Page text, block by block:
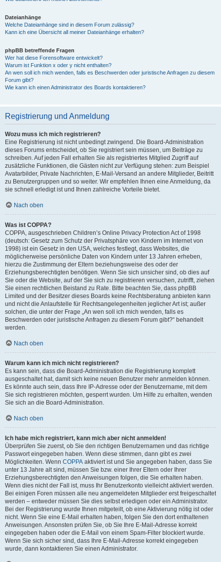
Dateianhänge
Welche Dateianhänge sind in diesem Forum zulässig?
Kann ich eine Übersicht all meiner Dateianhänge erhalten?
phpBB betreffende Fragen
Wer hat diese Forensoftware entwickelt?
Warum ist Funktion x oder y nicht enthalten?
An wen soll ich mich wenden, falls es Beschwerden oder juristische Anfragen zu diesem
Forum gibt?
Wie kann ich einen Administrator des Boards kontaktieren?
Registrierung und Anmeldung
Wozu muss ich mich registrieren?
Eine Registrierung ist nicht unbedingt zwingend. Die Board-Administration
dieses Forums entscheidet, ob Sie registriert sein müssen, um Beiträge zu
schreiben. Auf jeden Fall erhalten Sie als registriertes Mitglied Zugriff auf
zusätzliche Funktionen, die Gästen nicht zur Verfügung stehen: zum Beispiel
Avatarbilder, Private Nachrichten, E-Mail-Versand an andere Mitglieder, Beitritt
zu Benutzergruppen und so weiter. Wir empfehlen Ihnen eine Anmeldung, da
sie schnell erledigt ist und Ihnen zahlreiche Vorteile bietet.
Nach oben
Was ist COPPA?
COPPA, ausgeschrieben Children’s Online Privacy Protection Act of 1998
(deutsch: Gesetz zum Schutz der Privatsphäre von Kindern im Internet von
1998) ist ein Gesetz in den USA, welches festlegt, dass Websites, die
möglicherweise persönliche Daten von Kindern unter 13 Jahren erheben,
hierzu die Zustimmung der Eltern beziehungsweise des oder der
Erziehungsberechtigten benötigen. Wenn Sie sich unsicher sind, ob dies auf
Sie oder die Website, auf der Sie sich zu registrieren versuchen, zutrifft, ziehen
Sie einen rechtlichen Beistand zu Rate. Bitte beachten Sie, dass phpBB
Limited und der Besitzer dieses Boards keine Rechtsberatung anbieten kann
und nicht die Anlaufstelle für Rechtsangelegenheiten jeglicher Art ist; außer
solchen, die unter der Frage „An wen soll ich mich wenden, falls es
Beschwerden oder juristische Anfragen zu diesem Forum gibt?“ behandelt
werden.
Nach oben
Warum kann ich mich nicht registrieren?
Es kann sein, dass die Board-Administration die Registrierung komplett
ausgeschaltet hat, damit sich keine neuen Benutzer mehr anmelden können.
Es könnte auch sein, dass Ihre IP-Adresse oder der Benutzername, mit dem
Sie sich registrieren möchten, gesperrt wurden. Um Hilfe zu erhalten, wenden
Sie sich an die Board-Administration.
Nach oben
Ich habe mich registriert, kann mich aber nicht anmelden!
Überprüfen Sie zuerst, ob Sie den richtigen Benutzernamen und das richtige
Passwort eingegeben haben. Wenn diese stimmen, dann gibt es zwei
Möglichkeiten. Wenn COPPA aktiviert ist und Sie angegeben haben, dass Sie
unter 13 Jahre alt sind, müssen Sie bzw. einer Ihrer Eltern oder Ihrer
Erziehungsberechtigten den Anweisungen folgen, die Sie erhalten haben.
Wenn dies nicht der Fall ist, muss Ihr Benutzerkonto vielleicht aktiviert werden.
Bei einigen Foren müssen alle neu angemeldeten Mitglieder erst freigeschaltet
werden – entweder müssen Sie dies selbst erledigen oder ein Administrator.
Bei der Registrierung wurde Ihnen mitgeteilt, ob eine Aktivierung nötig ist oder
nicht. Wenn Sie eine E-Mail erhalten haben, folgen Sie den dort enthaltenen
Anweisungen. Ansonsten prüfen Sie, ob Sie Ihre E-Mail-Adresse korrekt
eingegeben haben oder die E-Mail von einem Spam-Filter blockiert wurde.
Wenn Sie sich sicher sind, dass Ihre E-Mail-Adresse korrekt eingegeben
wurde, dann kontaktieren Sie einen Administrator.